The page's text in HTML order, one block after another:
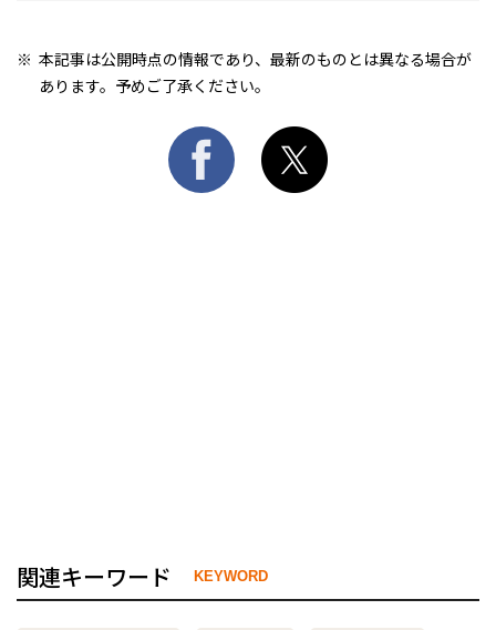
本記事は公開時点の情報であり、最新のものとは異なる場合が
あります。予めご了承ください。
関連キーワード KEYWORD